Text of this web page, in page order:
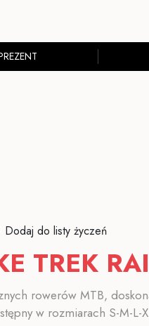
Dodaj do listy życzeń
TREK
rowerów MTB,
w rozmiarach S-M-L-